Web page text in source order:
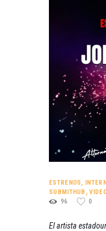
ESTRENOS,
SUBMITHUB ,
96
0
El artista